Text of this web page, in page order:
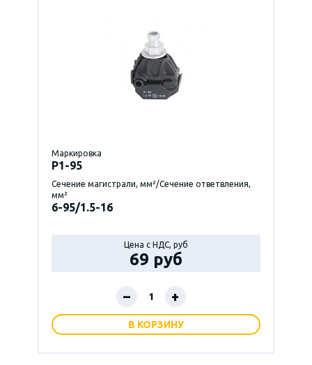
Маркировка
P1-95
Сечение магистрали, мм²/Сечение ответвления,
мм²
6-95/1.5-16
Цена с НДС, руб
69 руб
– +
В КОРЗИНУ